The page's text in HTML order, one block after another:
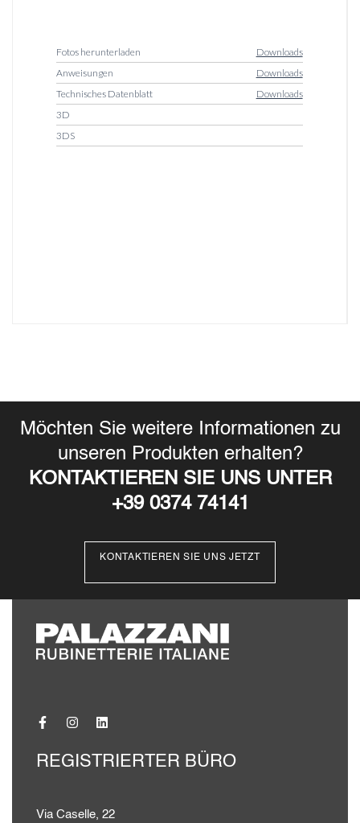
Fotos herunterladen
Downloads
Anweisungen
Downloads
Technisches Datenblatt
Downloads
3D
3DS
Möchten Sie weitere Informationen zu
unseren Produkten erhalten?
KONTAKTIEREN SIE UNS UNTER
+39 0374 74141
KONTAKTIEREN SIE UNS JETZT
REGISTRIERTER BÜRO
Via Caselle, 22